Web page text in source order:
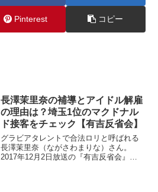
Pinterest コピー
長澤茉里奈の補導とアイドル解雇
の理由は？埼玉1位のマクドナル
ド接客をチェック【有吉反省会】
グラビアタレントで合法ロリと呼ばれる
長澤茉里奈（ながさわまりな）さん。
2017年12月2日放送の『有吉反省会』に